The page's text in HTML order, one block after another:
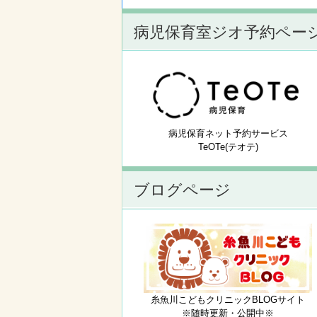
病児保育室ジオ予約ペー
病児保育ネット予約サービス
TeOTe(テオテ)
ブログページ
糸魚川こどもクリニックBLOGサイト
※随時更新・公開中※